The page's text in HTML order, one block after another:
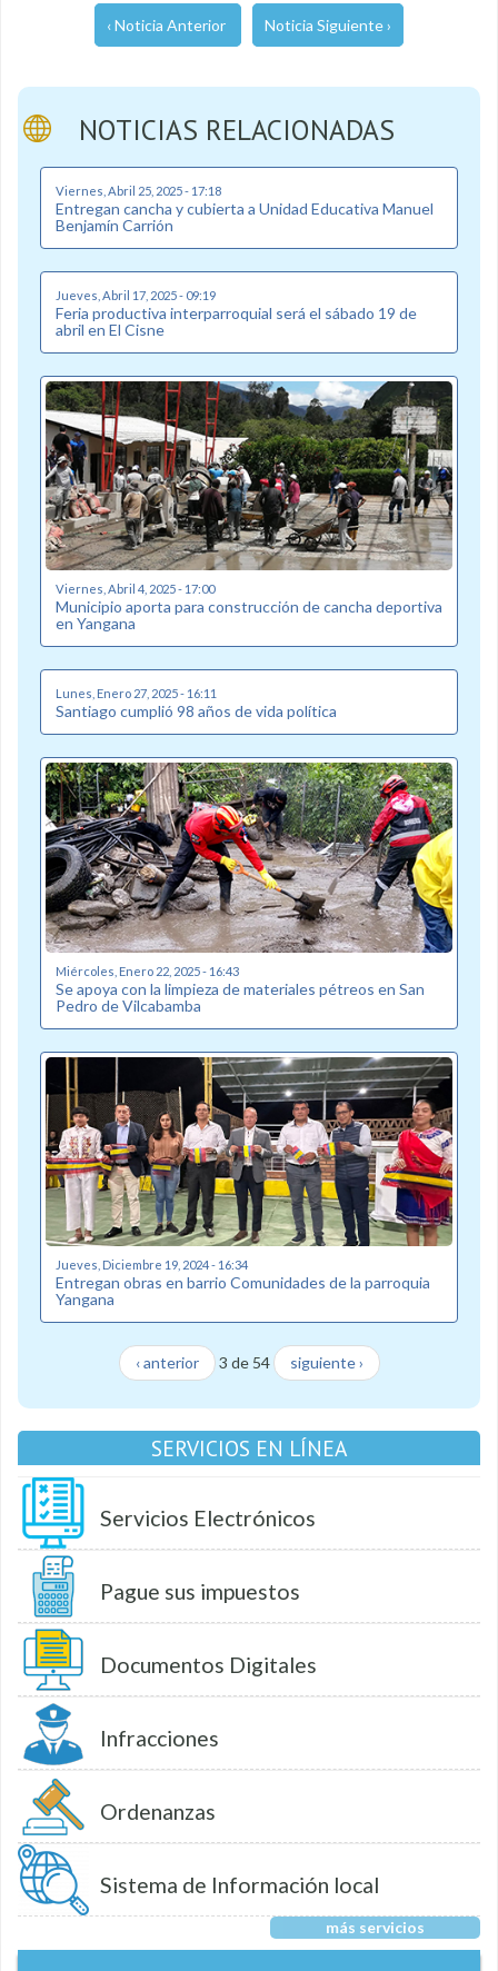
‹ Noticia Anterior Noticia Siguiente ›
NOTICIAS RELACIONADAS
Viernes, Abril 25, 2025 - 17:18
Entregan cancha y cubierta a Unidad Educativa Manuel
Benjamín Carrión
Jueves, Abril 17, 2025 - 09:19
Feria productiva interparroquial será el sábado 19 de
abril en El Cisne
Viernes, Abril 4, 2025 - 17:00
Municipio aporta para construcción de cancha deportiva
en Yangana
Lunes, Enero 27, 2025 - 16:11
Santiago cumplió 98 años de vida política
Miércoles, Enero 22, 2025 - 16:43
Se apoya con la limpieza de materiales pétreos en San
Pedro de Vilcabamba
Jueves, Diciembre 19, 2024 - 16:34
Entregan obras en barrio Comunidades de la parroquia
Yangana
‹ anterior 3 de 54 siguiente ›
SERVICIOS EN LÍNEA
Servicios Electrónicos
Pague sus impuestos
Documentos Digitales
Infracciones
Ordenanzas
Sistema de Información local
más servicios